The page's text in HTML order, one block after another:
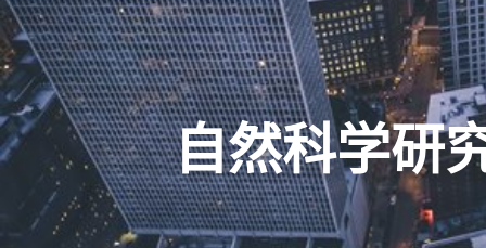
自然科学研